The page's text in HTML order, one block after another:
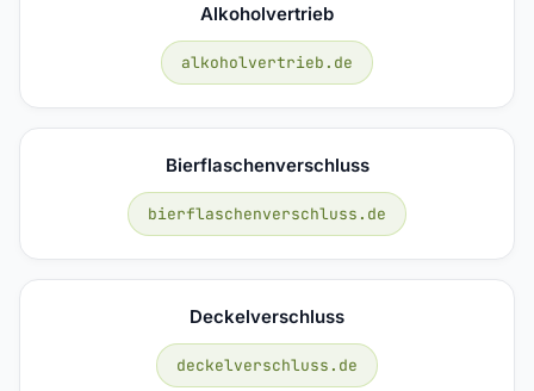
Alkoholvertrieb
alkoholvertrieb.de
Bierflaschenverschluss
bierflaschenverschluss.de
Deckelverschluss
deckelverschluss.de